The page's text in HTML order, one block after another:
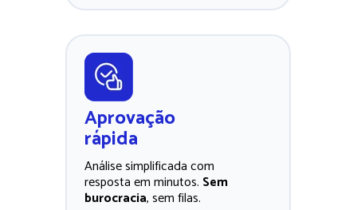
Aprovação
rápida
Análise simplificada com
resposta em minutos. Sem
burocracia, sem filas.